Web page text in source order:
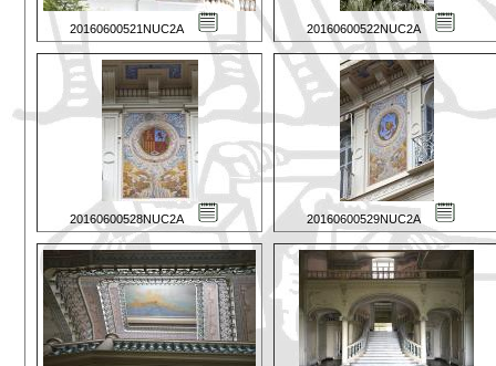
20160600521NUC2A 20160600522NUC2A
20160600528NUC2A 20160600529NUC2A